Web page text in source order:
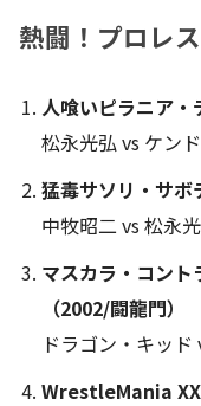
熱闘！プロレ
人喰いピラニア・
松永光弘 vs ケン
猛毒サソリ・サボ
中牧昭二 vs 松永
マスカラ・コント
（2002/闘龍門）
ドラゴン・キッ
WrestleMania